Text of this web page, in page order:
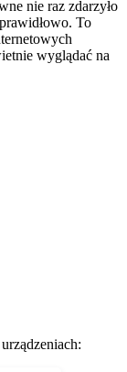
nie raz zdarzyło
To
wyglądać na